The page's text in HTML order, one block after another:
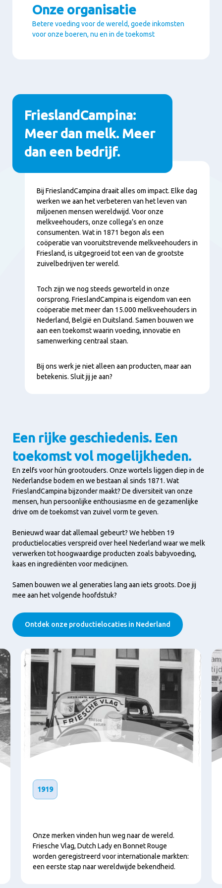
Onze organisatie
Betere voeding voor de wereld, goede inkomsten
voor onze boeren, nu en in de toekomst
Paragrafen
FrieslandCampina:
Meer dan melk. Meer
dan een bedrijf.
Inhoud
Bij FrieslandCampina draait alles om impact. Elke dag
werken we aan het verbeteren van het leven van
miljoenen mensen wereldwijd. Voor onze
melkveehouders, onze collega’s en onze
consumenten. Wat in 1871 begon als een
coöperatie van vooruitstrevende melkveehouders in
Friesland, is uitgegroeid tot een van de grootste
zuivelbedrijven ter wereld.
Toch zijn we nog steeds geworteld in onze
oorsprong. FrieslandCampina is eigendom van een
coöperatie met meer dan 15.000 melkveehouders in
Nederland, België en Duitsland. Samen bouwen we
aan een toekomst waarin voeding, innovatie en
samenwerking centraal staan.
Bij ons werk je niet alleen aan producten, maar aan
betekenis. Sluit jij je aan?
Een rijke geschiedenis. Een
toekomst vol mogelijkheden.
En zelfs voor hún grootouders. Onze wortels liggen diep in de
Nederlandse bodem en we bestaan al sinds 1871. Wat
FrieslandCampina bijzonder maakt? De diversiteit van onze
mensen, hun persoonlijke enthousiasme en de gezamenlijke
drive om de toekomst van zuivel vorm te geven.
Benieuwd waar dat allemaal gebeurt? We hebben 19
productielocaties verspreid over heel Nederland waar we melk
verwerken tot hoogwaardige producten zoals babyvoeding,
kaas en ingrediënten voor medicijnen.
Samen bouwen we al generaties lang aan iets groots. Doe jij
mee aan het volgende hoofdstuk?
Ontdek onze productielocaties in Nederland
1919
Onze merken vinden hun weg naar de wereld.
Friesche Vlag, Dutch Lady en Bonnet Rouge
worden geregistreerd voor internationale markten:
een eerste stap naar wereldwijde bekendheid.